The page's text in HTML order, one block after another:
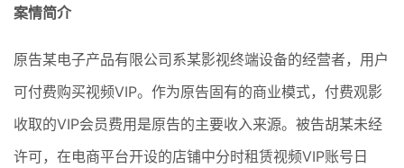
案情简介
原告某电子产品有限公司系某影视终端设备的经营者，用户
可付费购买视频VIP。作为原告固有的商业模式，付费观影
收取的VIP会员费用是原告的主要收入来源。被告胡某未经
许可，在电商平台开设的店铺中分时租赁视频VIP账号日